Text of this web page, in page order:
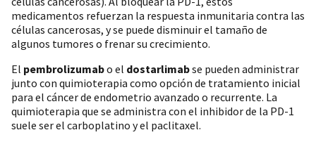
medicamentos refuerzan la respuesta inmunitaria contra las
células cancerosas, y se puede disminuir el tamaño de
algunos tumores o frenar su crecimiento.
El pembrolizumabo el dostarlimabse pueden administrar
junto con quimioterapia como opción de tratamiento inicial
para el cáncer de endometrio avanzado o recurrente. La
quimioterapia que se administra con el inhibidor de la PD-1
suele ser el carboplatino y el paclitaxel.